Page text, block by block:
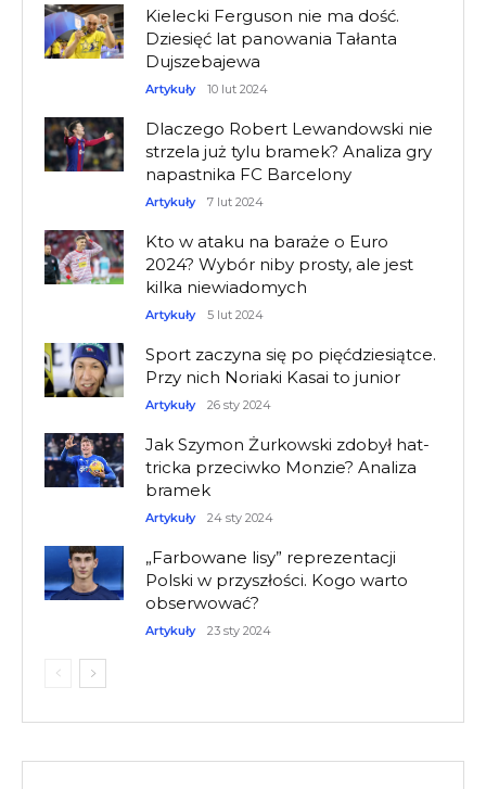
Kielecki Ferguson nie ma dość.
Dziesięć lat panowania Tałanta
Dujszebajewa
Artykuły 10 lut 2024
Dlaczego Robert Lewandowski nie
strzela już tylu bramek? Analiza gry
napastnika FC Barcelony
Artykuły 7 lut 2024
Kto w ataku na baraże o Euro
2024? Wybór niby prosty, ale jest
kilka niewiadomych
Artykuły 5 lut 2024
Sport zaczyna się po pięćdziesiątce.
Przy nich Noriaki Kasai to junior
Artykuły 26 sty 2024
Jak Szymon Żurkowski zdobył hat-
tricka przeciwko Monzie? Analiza
bramek
Artykuły 24 sty 2024
„Farbowane lisy” reprezentacji
Polski w przyszłości. Kogo warto
obserwować?
Artykuły 23 sty 2024